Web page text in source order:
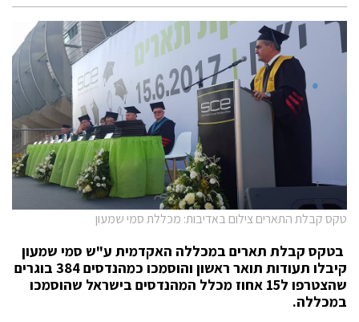
טקס קבלת התארים צילום באדיבות: מכללת סמי שמעון
בטקס קבלת תארים במכללה האקדמית ע"ש סמי שמעון
קיבלו תעודות תואר ראשון והוסמכו כמהנדסים 384 בוגרים
שהצטרפו ל15 אחוז מכלל המהנדסים בישראל שהוסמכו
במכללה.